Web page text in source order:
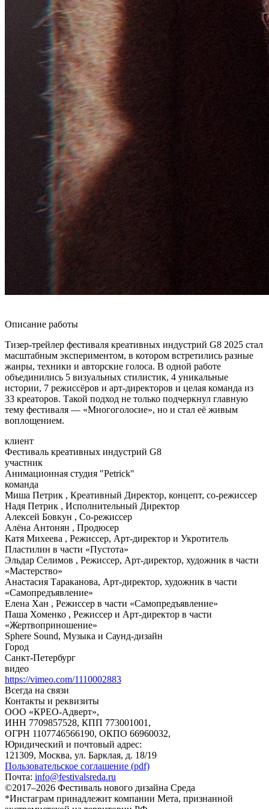
Описание работы
Тизер-трейлер фестиваля креативных индустрий G8 2025 стал
масштабным экспериментом, в котором встретились разные
жанры, техники и авторские голоса. В одной работе
объединились 5 визуальных стилистик, 4 уникальные
истории, 7 режиссёров и арт-директоров и целая команда из
33 креаторов. Такой подход не только подчеркнул главную
тему фестиваля — «Многоголосие», но и стал её живым
воплощением.
клиент
Фестиваль креативных индустрий G8
участник
Анимационная студия "Petrick"
команда
Миша Петрик , Креативный Директор, концепт, со-режиссер
Надя Петрик , Исполнительный Директор
Алексей Бовкун , Со-режиссер
Алёна Антонян , Продюсер
Катя Михеева , Режиссер, Арт-директор и Укротитель
Пластилин в части «Пустота»
Эльдар Селимов , Режиссер, Арт-директор, художник в части
«Мастерство»
Анастасия Тараканова, Арт-директор, художник в части
«Самопредъявление»
Елена Хан , Режиссер в части «Самопредъявление»
Паша Хоменко , Режиссер и Арт-директор в части
«Жертвоприношение»
Sphere Sound, Музыка и Саунд-дизайн
Город
Санкт-Петербург
видео
https://vimeo.com/1110002883
Всегда на связи
Контакты и реквизиты
ООО «КРЕО‐Адверт»,
ИНН 7709857528, КПП 773001001,
ОГРН 1107746566190, ОКПО 66960032,
Юридический и почтовый адрес:
121309, Москва, ул. Барклая, д. 18/19
Пользовательское соглашение (pdf)
Почта: info@festivalsreda.ru
©2017–2026 Фестиваль нового дизайна Среда
*Инстаграм принадлежит компании Мета, признанной